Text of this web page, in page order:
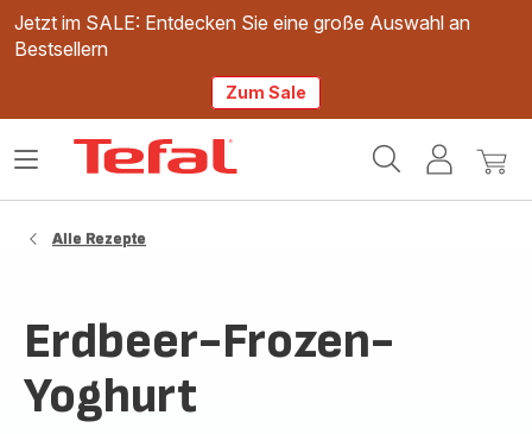
Jetzt im SALE: Entdecken Sie eine große Auswahl an
Bestsellern
Zum Sale
Mein
Mein
Das
Alle Rezepte
Erdbeer-Frozen-
Yoghurt